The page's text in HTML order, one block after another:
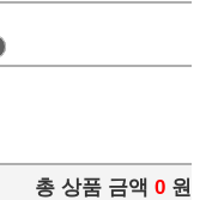
총 상품 금액 0 원